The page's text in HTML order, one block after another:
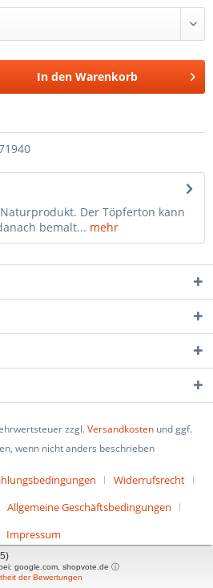
In den Warenkorb
Der Töpferton kann
bemalt... mehr
zzgl.Versandkosten und ggf.
wenn nicht anders beschrieben
Widerrufsrecht
Allgemeine Geschäftsbedingungen
Impressum
google.com, shopvote.de ⓘ
der Bewertungen